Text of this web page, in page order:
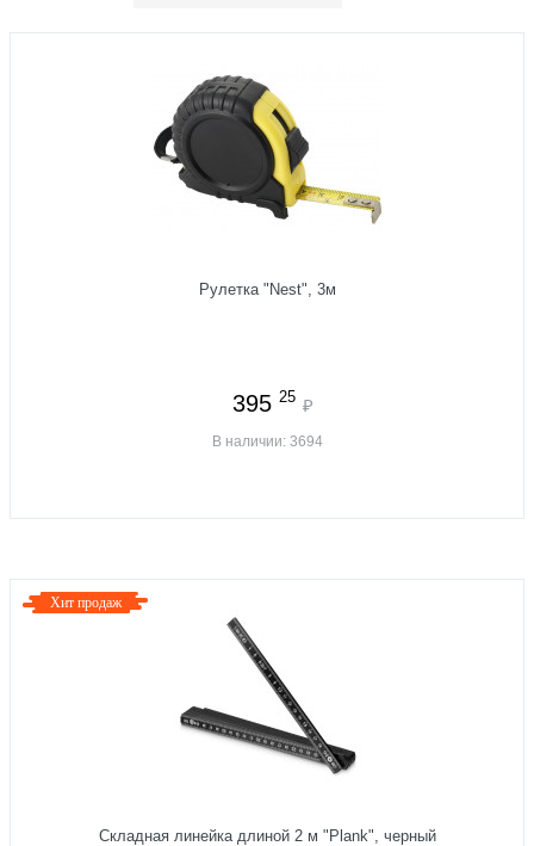
Рулетка "Nest", 3м
395 25 ₽
В наличии: 3694
Хит продаж
Складная линейка длиной 2 м "Plank", черный